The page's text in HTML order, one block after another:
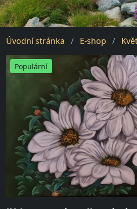
Úvodní stránka E-shop
Populární